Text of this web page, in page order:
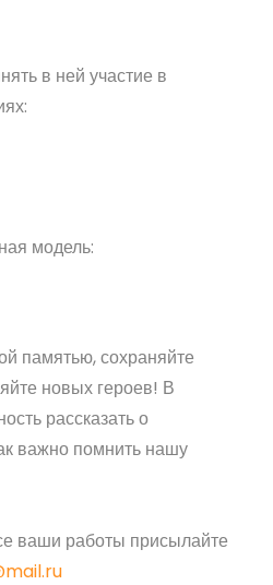
в ней участие в
модель:
памятью, сохраняйте
новых героев! В
рассказать о
важно помнить нашу
ваши работы присылайте